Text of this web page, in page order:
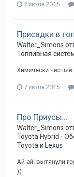
7 июля 2015
Присадки в
Walter_Simons
Топливная
Химически чистый
7 июля 2015
Про Приусы...
Walter_Simons
Toyota Hybrid -
Toyota и Lexus
Ай-ай! вытянули
))